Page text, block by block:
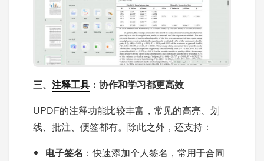
三、 注释工具 ：协作和学习都更高效
UPDF的注释功能比较丰富，常见的高亮、划
线、批注、便签都有。除此之外，还支持：
电子签名 ：快速添加个人签名，常用于合同